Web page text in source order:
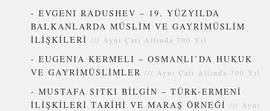
-EVGENI RADUSHEV – 19. YÜZYILDA
BALKANLARDA MÜSLİM VE GAYRİMÜSLİM
İLİŞKİLERİ /// Aynı Çatı Altında 700 Yıl
-EUGENIA KERMELI – OSMANLI’DA HUKUK
VE GAYRİMÜSLİMLER /// Aynı Çatı Altında 700 Yıl
-MUSTAFA SITKI BİLGİN – TÜRK-ERMENİ
İLİŞKİLERİ TARİHİ VE MARAŞ ÖRNEĞİ /// Aynı